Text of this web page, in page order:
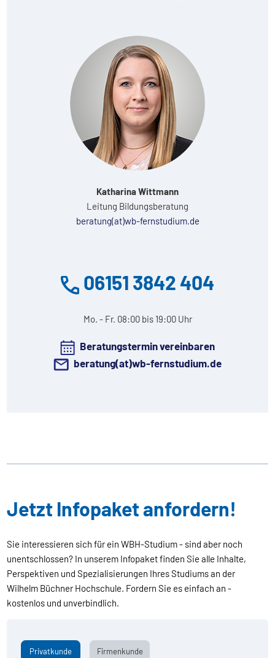
Katharina Wittmann
Leitung Bildungsberatung
beratung(at)wb-fernstudium.de
06151 3842 404
Mo. - Fr. 08:00 bis 19:00 Uhr
Beratungstermin vereinbaren
beratung(at)wb-fernstudium.de
Jetzt Infopaket anfordern!
Sie interessieren sich für ein WBH-Studium - sind aber noch
unentschlossen? In unserem Infopaket finden Sie alle Inhalte,
Perspektiven und Spezialisierungen Ihres Studiums an der
Wilhelm Büchner Hochschule. Fordern Sie es einfach an -
kostenlos und unverbindlich.
Privatkunde Firmenkunde